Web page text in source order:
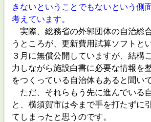
きないということでもないという側
考えています。
実際、総務省の外郭団体の自治総
うところが、更新費用試算ソフトと
３月に無償公開していますが、結構
力しながら施設白書に必要な情報を
をつくっている自治体もあると聞い
ただ、それらもう先に進んでいる
と、横須賀市は今まで手を打たずに
てしまったと思うのです。